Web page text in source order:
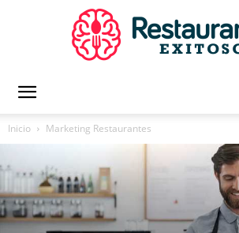
Exitosos
Inicio Marketing Restaurantes